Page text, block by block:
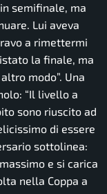
semifinale, ma
Lui aveva
a rimettermi
la finale, ma
modo”. Una
“Il livello a
sono riuscito ad
di essere
sottolinea:
e si carica
nella Coppa a